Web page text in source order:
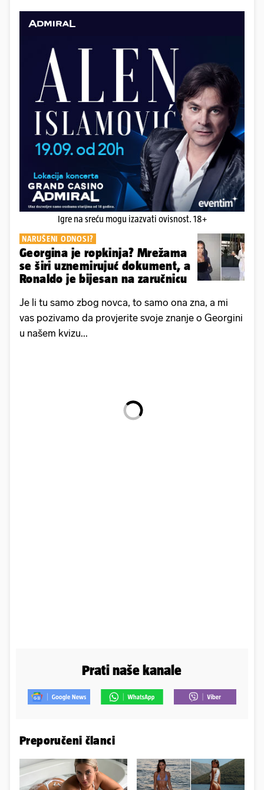
Igre na sreću mogu izazvati ovisnost. 18+
NARUŠENI ODNOSI?
Georgina je ropkinja? Mrežama
se širi uznemirujuć dokument, a
Ronaldo je bijesan na zaručnicu
Je li tu samo zbog novca, to samo ona zna, a mi
vas pozivamo da provjerite svoje znanje o Georgini
u našem kvizu...
Prati naše kanale
Preporučeni članci